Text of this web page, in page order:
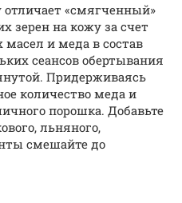
«смягченный»
зерен на кожу за счет
и меда в состав
сеансов обертывания
Придерживаясь
количество меда и
порошка. Добавьте
льняного,
смешайте до